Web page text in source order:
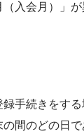
入会月）」
手続きをす
間のどの日で